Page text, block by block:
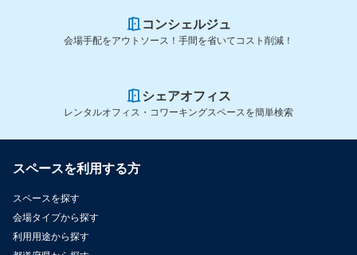
コンシェルジュ
会場手配をアウトソース！手間を省いてコスト削減！
シェアオフィス
レンタルオフィス・コワーキングスペースを簡単検索
スペースを利用する方
スペースを探す
会場タイプから探す
利用用途から探す